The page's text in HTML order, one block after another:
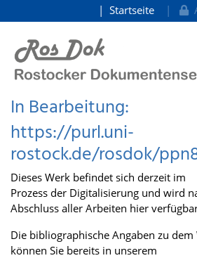
zum Inhalt
Startseite
In Bearbeitung:
https://purl.uni-
rostock.de/rosdok/
Dieses Werk befindet sich derzeit im
Prozess der Digitalisierung und wird
Abschluss aller Arbeiten hier
Die bibliographische Angaben zu dem
können Sie bereits in unserem